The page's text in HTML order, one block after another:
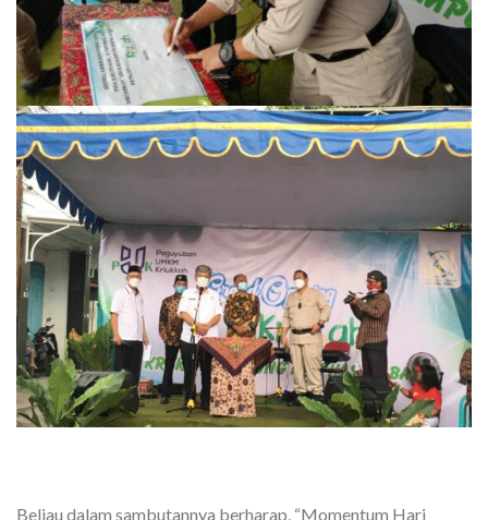
Beliau dalam sambutannya berharap, “Momentum Hari